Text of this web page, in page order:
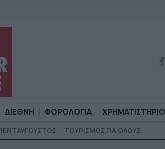
ΔΙΕΘΝΗ ΦΟΡΟΛΟΓΙΑ ΧΡΗΜΑΤΙΣΤΗΡΙΟ
ΤΟΥΡΙΣΜΟΣ ΓΙΑ ΟΛΟΥΣ